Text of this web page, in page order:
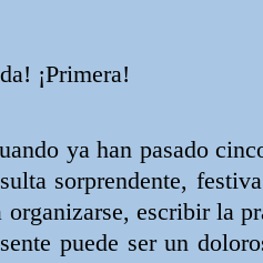
¡Primera!
ya han pasado
sorprendente,
organizarse, escribir la
puede ser un